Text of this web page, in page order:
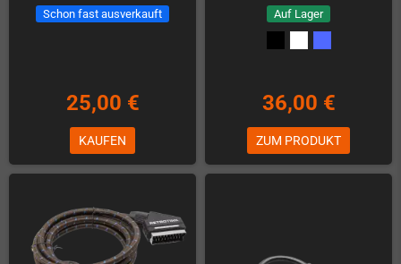
Schon fast ausverkauft
25,00 €
KAUFEN
Auf Lager
36,00 €
ZUM PRODUKT